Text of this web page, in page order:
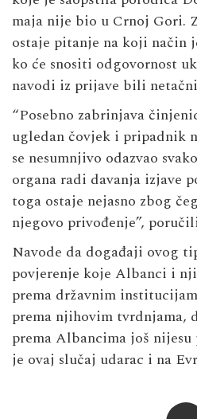
maja nije bio u Crnoj Gori.
ostaje pitanje na koji način
ko će snositi odgovornost
navodi iz prijave bili
“Posebno zabrinjava
ugledan čovjek i pripadnik
se nesumnjivo odazvao
organa radi davanja izjave
toga ostaje nejasno zbog
njegovo privođenje”,
Navode da događaji ovog
povjerenje koje Albanci i
prema državnim
prema njihovim tvrdnjama,
prema Albancima još
je ovaj slučaj udarac i na